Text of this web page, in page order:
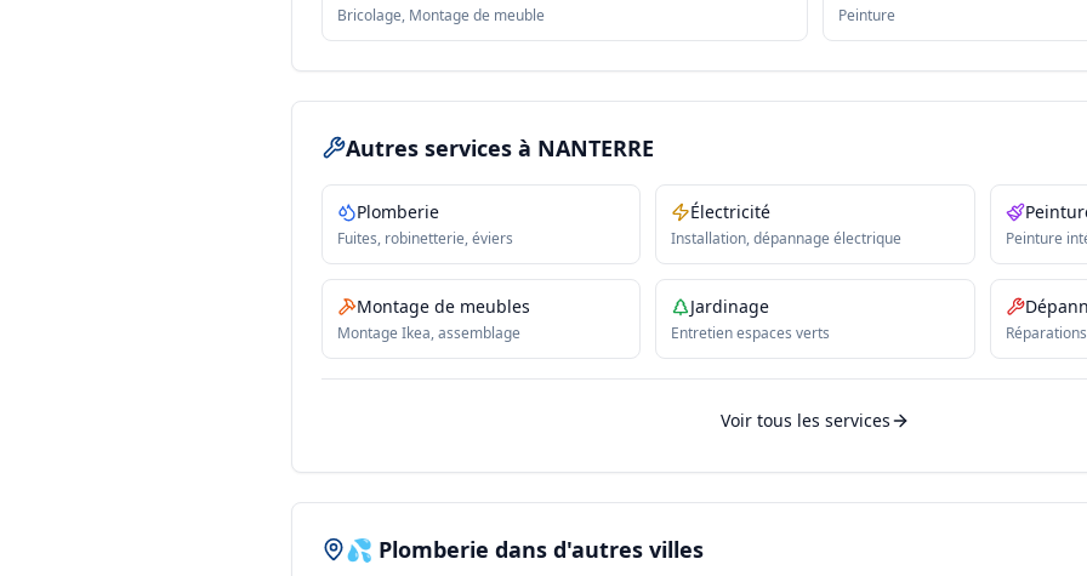
Bricolage, Montage de meuble Peinture
Autres services à NANTERRE
Plomberie
Fuites, robinetterie, éviers
Électricité
Installation, dépannage électrique Peinture
Montage de meubles
Montage Ikea, assemblage
Jardinage
Entretien espaces verts
Voir tous les services
💦 Plomberie dans d'autres villes